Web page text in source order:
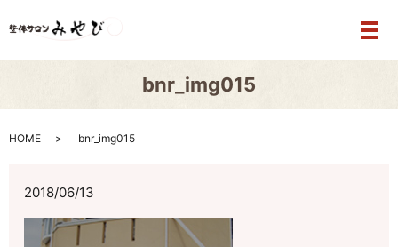
メ
bnr_img015
HOME bnr_img015
2018/06/13